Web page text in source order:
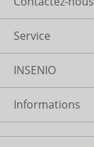
Service
INSENIO
Informations